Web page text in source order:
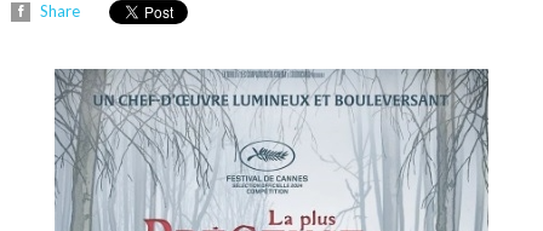
Share